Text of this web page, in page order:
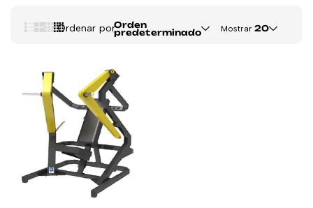
Ordenar porOrden
predeterminado Mostrar 20